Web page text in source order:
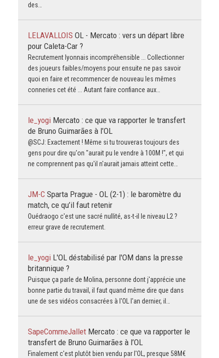
des…
LELAVALLOIS OL - Mercato : vers un départ libre
pour Caleta-Car ?
Recrutement lyonnais incompréhensible ... Collectionner
des joueurs faibles/moyens pour ensuite ne pas savoir
quoi en faire et recommencer de nouveau les mêmes
conneries cet été ... Autant faire confiance aux…
le_yogi Mercato : ce que va rapporter le transfert
de Bruno Guimarães à l’OL
@SCJ: Exactement ! Même si tu trouveras toujours des
gens pour dire qu'on "aurait pu le vendre à 100M !", et qui
ne comprennent pas qu'il n'aurait jamais atteint cette…
JM-C Sparta Prague - OL (2-1) : le baromètre du
match, ce qu’il faut retenir
Ouédraogo c'est une sacré nullité, as-t-il le niveau L2 ?
erreur grave de recrutement.
le_yogi L'OL déstabilisé par l'OM dans la presse
britannique ?
Puisque ça parle de Molina, personne dont j'apprécie une
bonne partie du travail, il faut quand même dire que dans
une de ses vidéos consacrées à l'OL l'an dernier, il…
SapeCommeJallet Mercato : ce que va rapporter le
transfert de Bruno Guimarães à l’OL
Finalement c'est plutôt bien vendu par l'OL, presque 58M€